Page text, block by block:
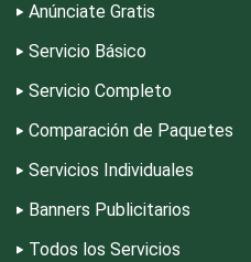
Dentistas
Deportes
Depósitos Dentales
Dermatólogos
Anúnciate Gratis
Servicio Básico
Servicio Completo
Comparación de Paquetes
Servicios Individuales
Banners Publicitarios
Todos los Servicios